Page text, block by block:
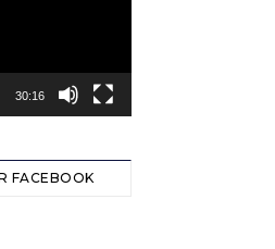
30:16
FACEBOOK